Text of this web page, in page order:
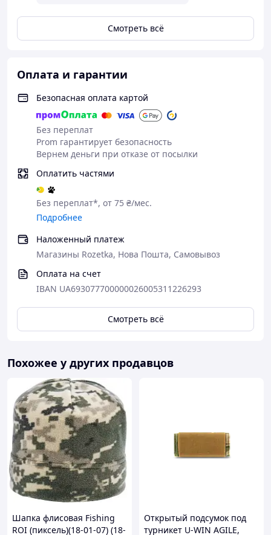
Смотреть всё
Оплата и гарантии
Безопасная оплата картой
Без переплат
Prom гарантирует безопасность
Вернем деньги при отказе от посылки
Оплатить частями
Без переплат*, от 75 ₴/мес.
Подробнее
Наложенный платеж
Магазины Rozetka, Нова Пошта, Самовывоз
Оплата на счет
IBAN UA693077700000026005311226293
Смотреть всё
Похожее у других продавцов
Шапка флисовая Fishing
ROI (пиксель)(18-01-07) (18-
Открытый подсумок под
турникет U-WIN AGILE,